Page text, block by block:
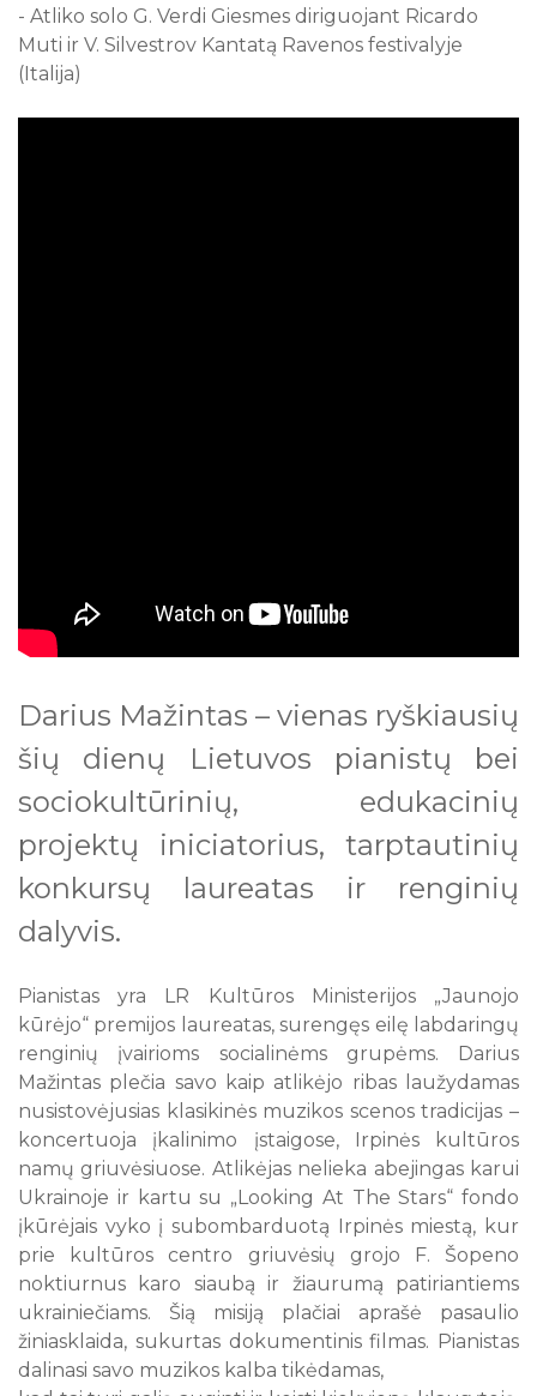
- Atliko solo G. Verdi Giesmes diriguojant Ricardo
Muti ir V. Silvestrov Kantatą Ravenos festivalyje
(Italija)
Darius Mažintas – vienas ryškiausių
šių dienų Lietuvos pianistų bei
sociokultūrinių, edukacinių
projektų iniciatorius, tarptautinių
konkursų laureatas ir renginių
dalyvis.
Pianistas yra LR Kultūros Ministerijos „Jaunojo
kūrėjo“ premijos laureatas, surengęs eilę labdaringų
renginių įvairioms socialinėms grupėms. Darius
Mažintas plečia savo kaip atlikėjo ribas laužydamas
nusistovėjusias klasikinės muzikos scenos tradicijas –
koncertuoja įkalinimo įstaigose, Irpinės kultūros
namų griuvėsiuose. Atlikėjas nelieka abejingas karui
Ukrainoje ir kartu su „Looking At The Stars“ fondo
įkūrėjais vyko į subombarduotą Irpinės miestą, kur
prie kultūros centro griuvėsių grojo F. Šopeno
noktiurnus karo siaubą ir žiaurumą patiriantiems
ukrainiečiams. Šią misiją plačiai aprašė pasaulio
žiniasklaida, sukurtas dokumentinis filmas. Pianistas
dalinasi savo muzikos kalba tikėdamas,